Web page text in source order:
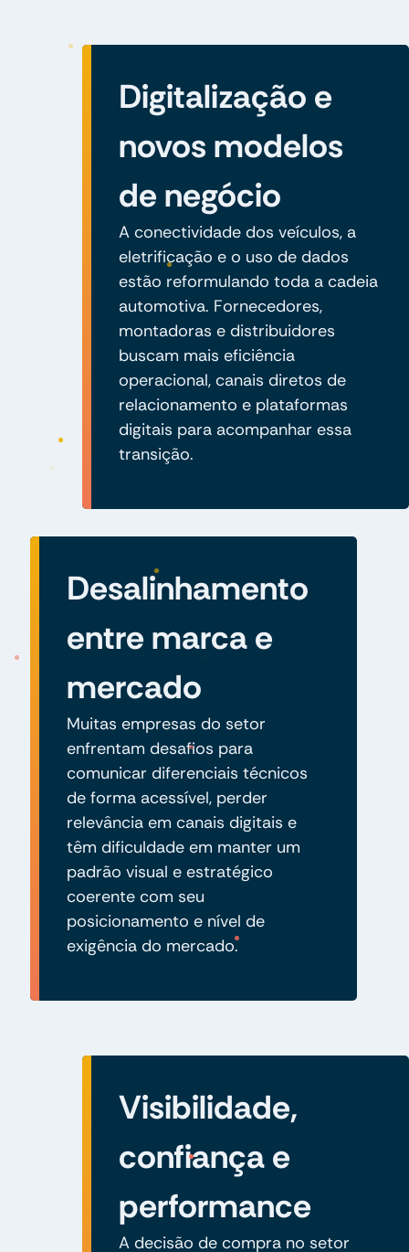
Digitalização e
novos modelos
de negócio
A conectividade dos veículos, a
eletrificação e o uso de dados
estão reformulando toda a cadeia
automotiva. Fornecedores,
montadoras e distribuidores
buscam mais eficiência
operacional, canais diretos de
relacionamento e plataformas
digitais para acompanhar essa
transição.
Desalinhamento
entre marca e
mercado
Muitas empresas do setor
enfrentam desafios para
comunicar diferenciais técnicos
de forma acessível, perder
relevância em canais digitais e
têm dificuldade em manter um
padrão visual e estratégico
coerente com seu
posicionamento e nível de
exigência do mercado.
Visibilidade,
confiança e
performance
A decisão de compra no setor